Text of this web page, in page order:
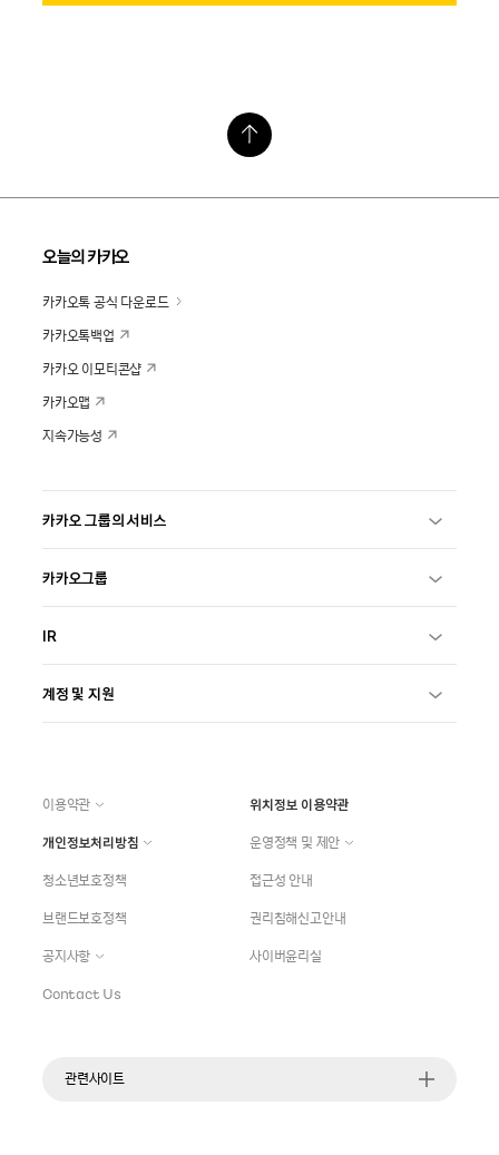
오늘의 카카오
카카오톡 공식 다운로드
카카오톡백업
카카오 이모티콘샵
카카오맵
지속가능성
카카오 그룹의 서비스
카카오그룹
IR
계정 및 지원
이용약관
위치정보 이용약관
개인정보처리방침
운영정책 및 제안
청소년보호정책
접근성 안내
브랜드보호정책
권리침해신고안내
공지사항
사이버윤리실
Contact Us
관련사이트